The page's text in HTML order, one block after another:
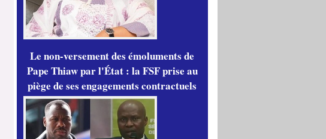
Le non-versement des émoluments de
Pape Thiaw par l'État : la FSF prise au
piège de ses engagements contractuels